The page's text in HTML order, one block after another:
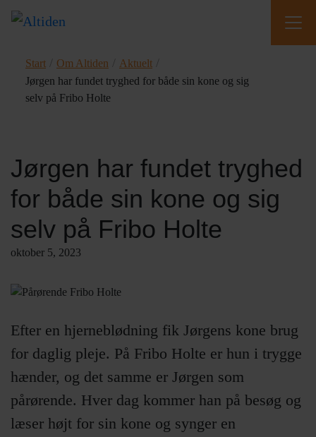
Start Om Altiden Aktuelt
Jørgen har fundet tryghed for både sin kone og sig
selv på Fribo Holte
Jørgen har fundet tryghed
for både sin kone og sig
selv på Fribo Holte
oktober 5, 2023
Efter en hjerneblødning fik Jørgens kone brug
for daglig pleje. På Fribo Holte er hun i trygge
hænder, og det samme er Jørgen som
pårørende. Hver dag kommer han på besøg og
læser højt for sin kone og synger en